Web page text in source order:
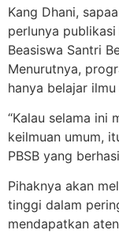
Kang Dhani,
perlunya
Beasiswa Santri
Menurutnya,
hanya belajar
“Kalau selama ini
keilmuan umum,
PBSB yang
Pihaknya akan
tinggi dalam
mendapatkan